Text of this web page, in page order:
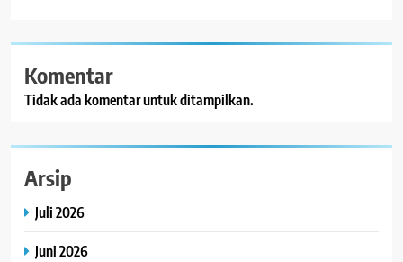
Komentar
Tidak ada komentar untuk ditampilkan.
Arsip
Juli 2026
Juni 2026